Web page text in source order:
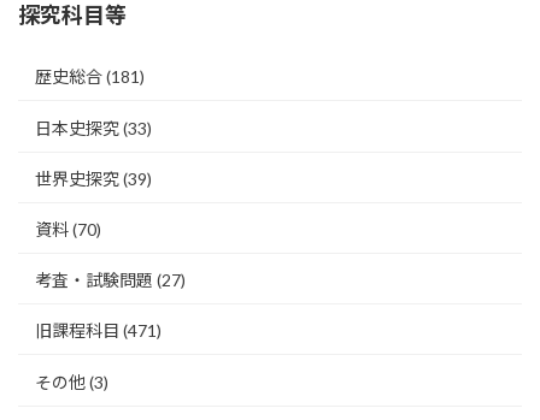
探究科目等
歴史総合(181)
日本史探究(33)
世界史探究(39)
資料(70)
考査・試験問題 (27)
旧課程科目 (471)
その他(3)